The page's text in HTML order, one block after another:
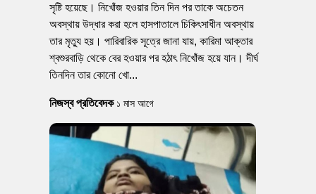
সৃষ্টি হয়েছে। নিখোঁজ হওয়ার তিন দিন পর তাকে অচেতন
অবস্থায় উদ্ধার করা হলে হাসপাতালে চিকিৎসাধীন অবস্থায়
তার মৃত্যু হয়। পারিবারিক সূত্রে জানা যায়, কারিমা আক্তার
শ্বশুরবাড়ি থেকে বের হওয়ার পর হঠাৎ নিখোঁজ হয়ে যান। দীর্ঘ
তিনদিন তার কোনো খো...
নিজস্ব প্রতিবেদক ১ মাস আগে